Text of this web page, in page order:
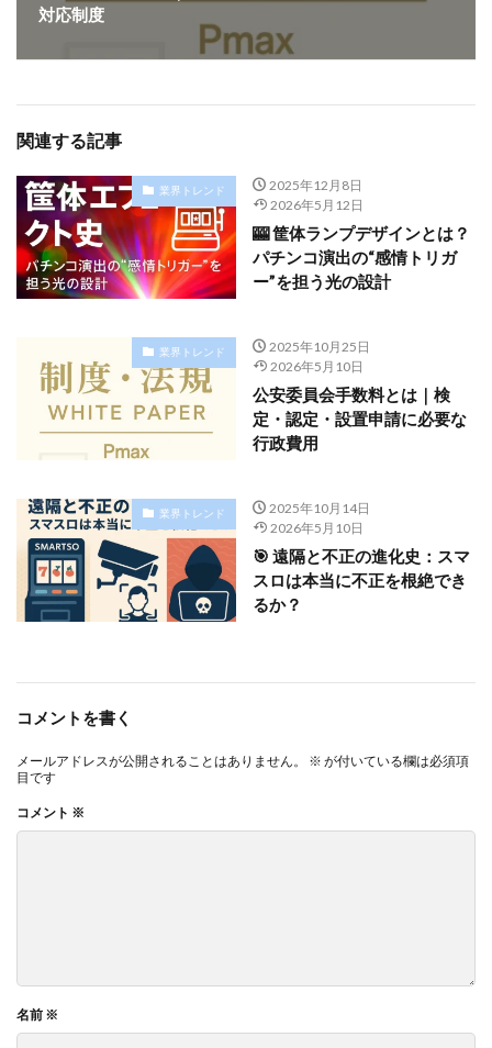
対応制度
関連する記事
業界トレンド
2025年12月8日
2026年5月12日
🎰 筐体ランプデザインとは？
パチンコ演出の“感情トリガ
ー”を担う光の設計
業界トレンド
2025年10月25日
2026年5月10日
公安委員会手数料とは｜検
定・認定・設置申請に必要な
行政費用
業界トレンド
2025年10月14日
2026年5月10日
🎯 遠隔と不正の進化史：スマ
スロは本当に不正を根絶でき
るか？
コメントを書く
メールアドレスが公開されることはありません。 ※ が付いている欄は必須項
目です
コメント ※
名前 ※